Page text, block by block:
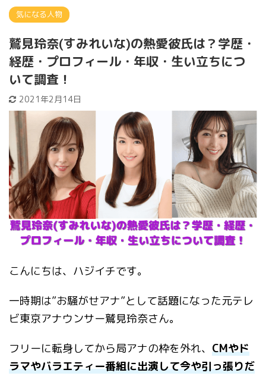
気になる人物
鷲見玲奈(すみれいな)の熱愛彼氏は？学歴・
経歴・プロフィール・年収・生い立ちにつ
いて調査！
2021年2月14日
こんにちは、ハジイチです。
一時期は”お騒がせアナ”として話題になった元テレ
ビ東京アナウンサー鷲見玲奈さん。
フリーに転身してから局アナの枠を外れ、 CMやド
ラマやバラエティー番組に出演して今や引っ張りだ